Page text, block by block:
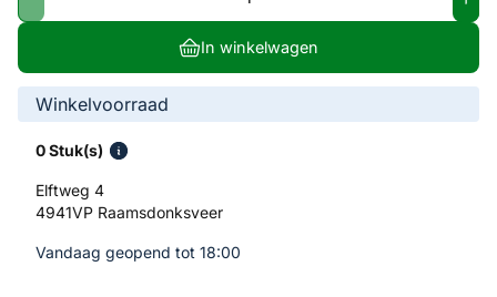
In winkelwagen
Winkelvoorraad
0 Stuk(s)
Elftweg 4
4941VP Raamsdonksveer
Vandaag geopend tot 18:00